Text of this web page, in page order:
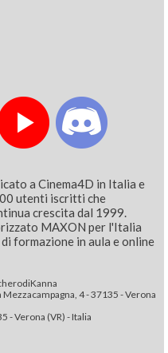
a Cinema4D in Italia e
utenti iscritti che
crescita dal 1999.
MAXON per l'Italia
formazione in aula e online
4 - 37135 - Verona
- Verona (VR) - Italia